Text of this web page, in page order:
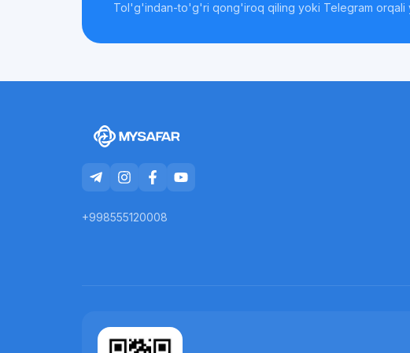
Tol'g'indan-to'g'ri qong'iroq qiling yoki Telegram orqali
+998555120008